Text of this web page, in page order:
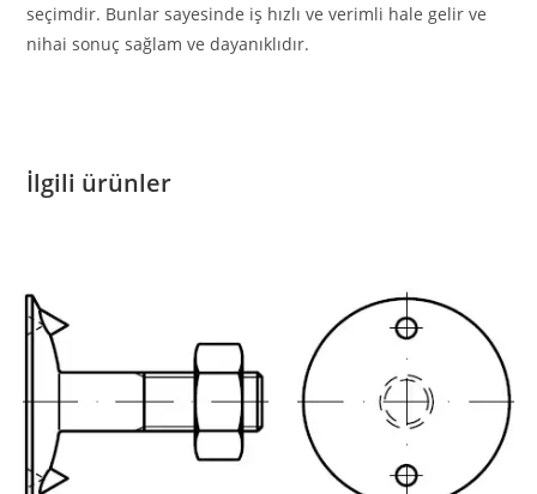
seçimdir. Bunlar sayesinde iş hızlı ve verimli hale gelir ve
nihai sonuç sağlam ve dayanıklıdır.
İlgili ürünler